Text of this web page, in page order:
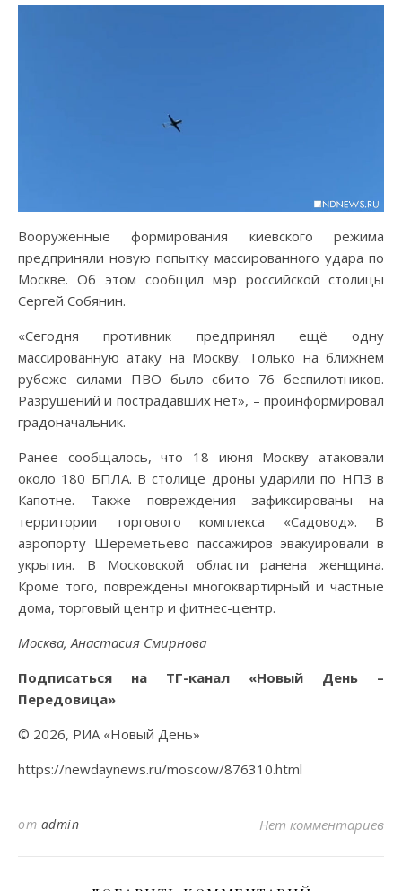
Вооруженные формирования киевского режима
предприняли новую попытку массированного удара по
Москве. Об этом сообщил мэр российской столицы
Сергей Собянин.
«Сегодня противник предпринял ещё одну
массированную атаку на Москву. Только на ближнем
рубеже силами ПВО было сбито 76 беспилотников.
Разрушений и пострадавших нет», – проинформировал
градоначальник.
Ранее сообщалось, что 18 июня Москву атаковали
около 180 БПЛА. В столице дроны ударили по НПЗ в
Капотне. Также повреждения зафиксированы на
территории торгового комплекса «Садовод». В
аэропорту Шереметьево пассажиров эвакуировали в
укрытия. В Московской области ранена женщина.
Кроме того, повреждены многоквартирный и частные
дома, торговый центр и фитнес-центр.
Москва, Анастасия Смирнова
Подписаться на ТГ-канал «Новый День –
Передовица»
© 2026, РИА «Новый День»
https://newdaynews.ru/moscow/876310.html
от admin Нет комментариев